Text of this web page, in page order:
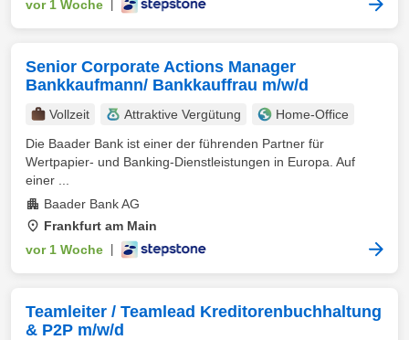
vor 1 Woche
Senior Corporate Actions Manager
Bankkaufmann/ Bankkauffrau m/w/d
Vollzeit Attraktive Vergütung
Home-Office
Die Baader Bank ist einer der führenden Partner für
Wertpapier- und Banking-Dienstleistungen in Europa. Auf
einer ...
Baader Bank AG
Frankfurt am Main
vor 1 Woche
Teamleiter / Teamlead Kreditorenbuchhaltung
& P2P m/w/d